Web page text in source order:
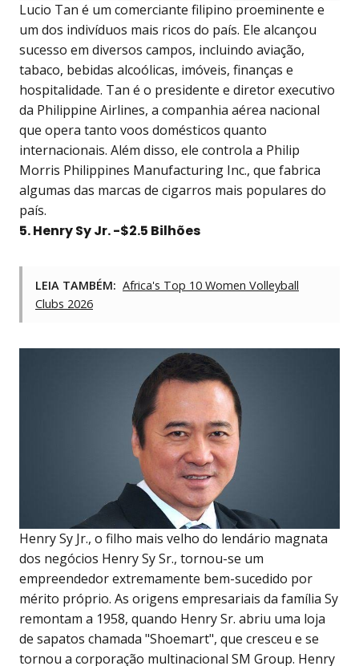
Lucio Tan é um comerciante filipino proeminente e
um dos indivíduos mais ricos do país. Ele alcançou
sucesso em diversos campos, incluindo aviação,
tabaco, bebidas alcoólicas, imóveis, finanças e
hospitalidade. Tan é o presidente e diretor executivo
da Philippine Airlines, a companhia aérea nacional
que opera tanto voos domésticos quanto
internacionais. Além disso, ele controla a Philip
Morris Philippines Manufacturing Inc., que fabrica
algumas das marcas de cigarros mais populares do
país.
5. Henry Sy Jr. -$2.5 Bilhões
LEIA TAMBÉM: Africa's Top 10 Women Volleyball
Clubs 2026
Henry Sy Jr., o filho mais velho do lendário magnata
dos negócios Henry Sy Sr., tornou-se um
empreendedor extremamente bem-sucedido por
mérito próprio. As origens empresariais da família Sy
remontam a 1958, quando Henry Sr. abriu uma loja
de sapatos chamada "Shoemart", que cresceu e se
tornou a corporação multinacional SM Group. Henry